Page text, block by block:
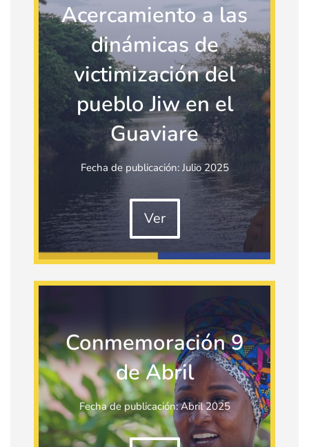
Acercamiento a las
dinámicas de
victimización del
pueblo Jiw en el
Guaviare
Fecha de publicación: Julio 2025
Ver
Conmemoración 9
de Abril
Fecha de publicación: Abril 2025